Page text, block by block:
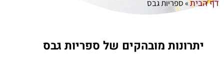
דף הבית»ספריות גבס
יתרונות מובהקים של ספריות גבס